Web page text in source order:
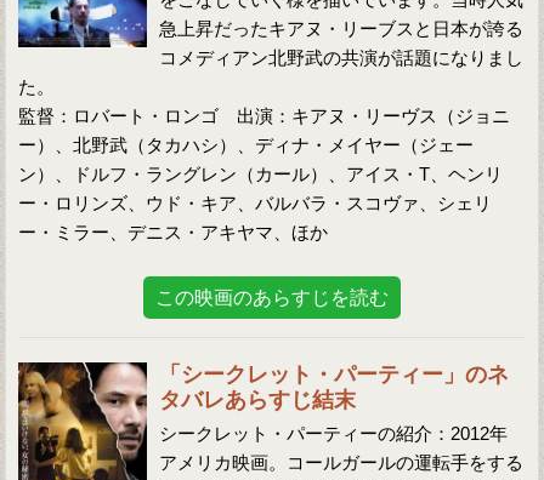
急上昇だったキアヌ・リーブスと日本が誇る
コメディアン北野武の共演が話題になりまし
た。
監督：ロバート・ロンゴ 出演：キアヌ・リーヴス（ジョニ
ー）、北野武（タカハシ）、ディナ・メイヤー（ジェー
ン）、ドルフ・ラングレン（カール）、アイス・T、ヘンリ
ー・ロリンズ、ウド・キア、バルバラ・スコヴァ、シェリ
ー・ミラー、デニス・アキヤマ、ほか
この映画のあらすじを読む
「シークレット・パーティー」のネ
タバレあらすじ結末
シークレット・パーティーの紹介：2012年
アメリカ映画。コールガールの運転手をする